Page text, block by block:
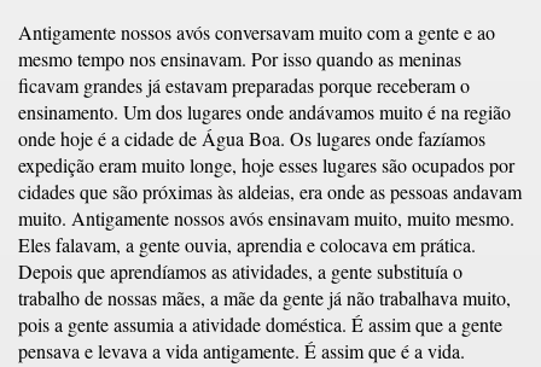
Antigamente nossos avós conversavam muito com a gente e ao
mesmo tempo nos ensinavam. Por isso quando as meninas
ficavam grandes já estavam preparadas porque receberam o
ensinamento. Um dos lugares onde andávamos muito é na região
onde hoje é a cidade de Água Boa. Os lugares onde fazíamos
expedição eram muito longe, hoje esses lugares são ocupados por
cidades que são próximas às aldeias, era onde as pessoas andavam
muito. Antigamente nossos avós ensinavam muito, muito mesmo.
Eles falavam, a gente ouvia, aprendia e colocava em prática.
Depois que aprendíamos as atividades, a gente substituía o
trabalho de nossas mães, a mãe da gente já não trabalhava muito,
pois a gente assumia a atividade doméstica. É assim que a gente
pensava e levava a vida antigamente. É assim que é a vida.